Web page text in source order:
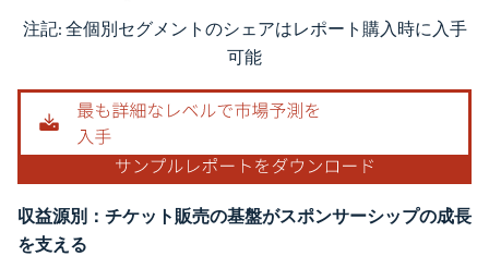
画像 © Mordor Intelligence。再利用にはCC BY 4.0の表示が必要です。
注記: 全個別セグメントのシェアはレポート購入時に入手
可能
収益源別：チケット販売の基盤がスポンサーシップの成長
を支える